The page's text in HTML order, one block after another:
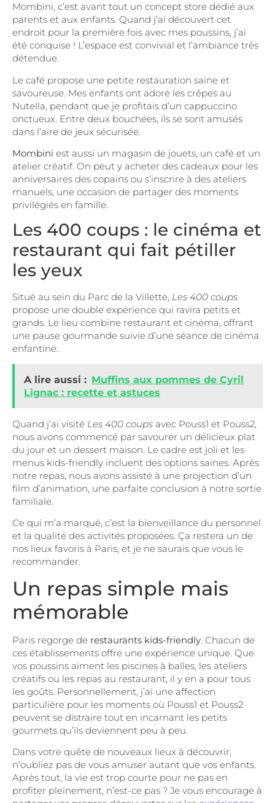
Mombini, c’est avant tout un concept store dédié aux
parents et aux enfants. Quand j’ai découvert cet
endroit pour la première fois avec mes poussins, j’ai
été conquise ! L’espace est convivial et l’ambiance très
détendue.
Le café propose une petite restauration saine et
savoureuse. Mes enfants ont adoré les crêpes au
Nutella, pendant que je profitais d’un cappuccino
onctueux. Entre deux bouchées, ils se sont amusés
dans l’aire de jeux sécurisée.
Mombini est aussi un magasin de jouets, un café et un
atelier créatif. On peut y acheter des cadeaux pour les
anniversaires des copains ou s’inscrire à des ateliers
manuels, une occasion de partager des moments
privilégiés en famille.
Les 400 coups : le cinéma et
restaurant qui fait pétiller
les yeux
Situé au sein du Parc de la Villette, Les 400 coups
propose une double expérience qui ravira petits et
grands. Le lieu combine restaurant et cinéma, offrant
une pause gourmande suivie d’une séance de cinéma
enfantine.
A lire aussi : Muffins aux pommes de Cyril
Lignac : recette et astuces
Quand j’ai visité Les 400 coups avec Pouss1 et Pouss2,
nous avons commencé par savourer un délicieux plat
du jour et un dessert maison. Le cadre est joli et les
menus kids-friendly incluent des options saines. Après
notre repas, nous avons assisté à une projection d’un
film d’animation, une parfaite conclusion à notre sortie
familiale.
Ce qui m’a marqué, c’est la bienveillance du personnel
et la qualité des activités proposées. Ça restera un de
nos lieux favoris à Paris, et je ne saurais que vous le
recommander.
Un repas simple mais
mémorable
Paris regorge de restaurants kids-friendly . Chacun de
ces établissements offre une expérience unique. Que
vos poussins aiment les piscines à balles, les ateliers
créatifs ou les repas au restaurant, il y en a pour tous
les goûts. Personnellement, j’ai une affection
particulière pour les moments où Pouss1 et Pouss2
peuvent se distraire tout en incarnant les petits
gourmets qu’ils deviennent peu à peu.
Dans votre quête de nouveaux lieux à découvrir,
n’oubliez pas de vous amuser autant que vos enfants.
Après tout, la vie est trop courte pour ne pas en
profiter pleinement, n’est-ce pas ? Je vous encourage à